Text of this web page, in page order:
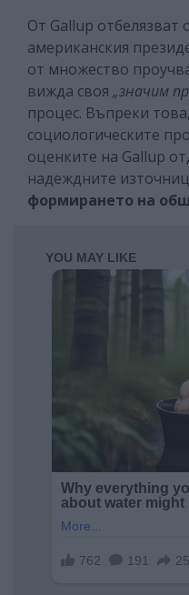
От Gallup отбелязват
американския
от множество
вижда своя „значим
процес. Въпреки
социологическите
оценките на Gallup
надеждните
формирането на